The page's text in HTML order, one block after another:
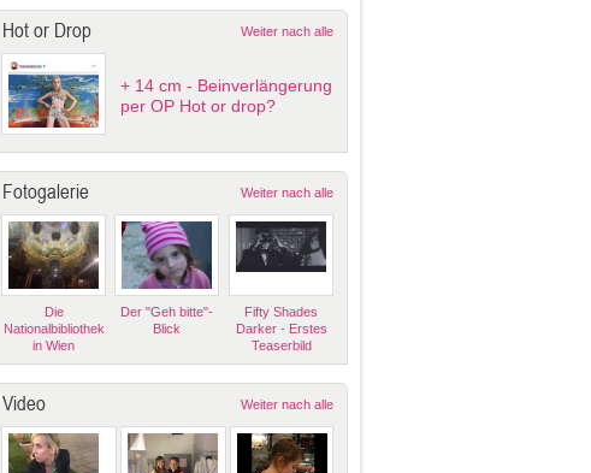
Hot or Drop Weiter nach alle
+ 14 cm - Beinverlängerung
per OP Hot or drop?
Fotogalerie Weiter nach alle
Die
Nationalbibliothek
in Wien
Der "Geh bitte"-
Blick
Fifty Shades
Darker - Erstes
Teaserbild
Video Weiter nach alle